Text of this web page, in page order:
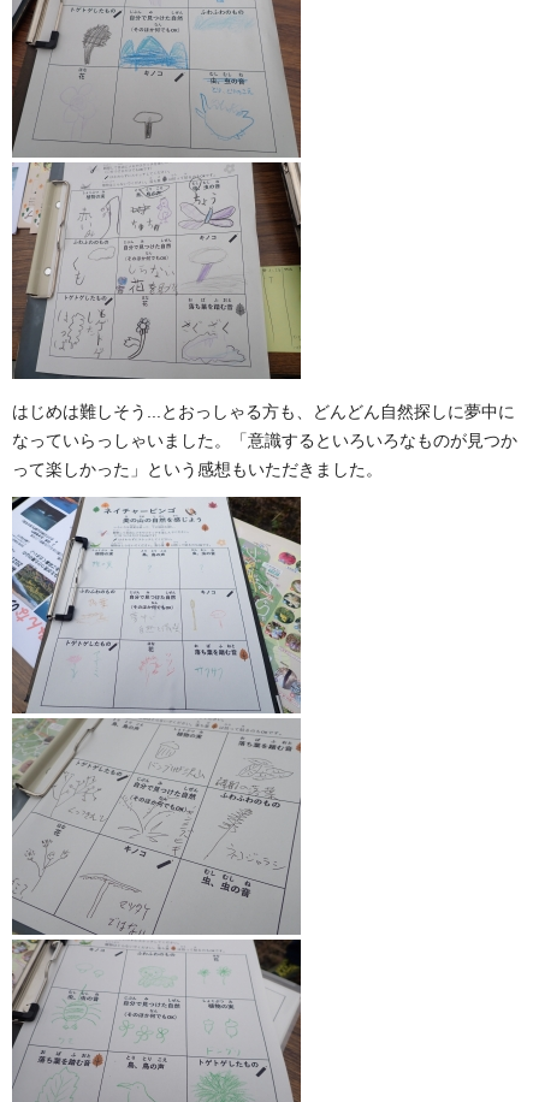
はじめは難しそう...とおっしゃる方も、どんどん自然探しに夢中に
なっていらっしゃいました。「意識するといろいろなものが見つか
って楽しかった」という感想もいただきました。